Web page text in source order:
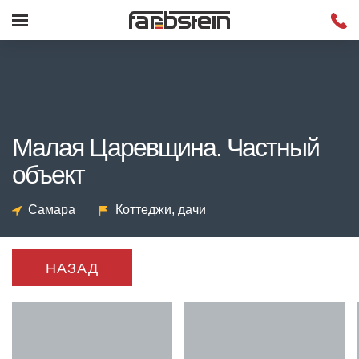
Малая Царевщина. Частный
объект
Самара Коттеджи, дачи
НАЗАД